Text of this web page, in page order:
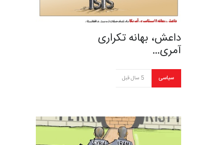
داعش، بهانه‌ تکراری
آمری…
سیاسی 5 سال قبل